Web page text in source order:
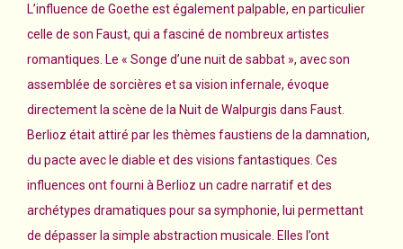
L’influence de Goethe est également palpable, en particulier
celle de son Faust, qui a fasciné de nombreux artistes
romantiques. Le « Songe d’une nuit de sabbat », avec son
assemblée de sorcières et sa vision infernale, évoque
directement la scène de la Nuit de Walpurgis dans Faust.
Berlioz était attiré par les thèmes faustiens de la damnation,
du pacte avec le diable et des visions fantastiques. Ces
influences ont fourni à Berlioz un cadre narratif et des
archétypes dramatiques pour sa symphonie, lui permettant
de dépasser la simple abstraction musicale. Elles l’ont